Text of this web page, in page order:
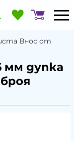
Внос от
мм дупка